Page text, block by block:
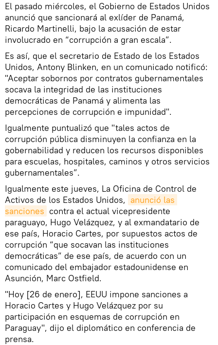
El pasado miércoles, el Gobierno de Estados Unidos
anunció que sancionará al exlíder de Panamá,
Ricardo Martinelli, bajo la acusación de estar
involucrado en “corrupción a gran escala”.
Es así, que el secretario de Estado de los Estados
Unidos, Antony Blinken, en un comunicado notificó:
"Aceptar sobornos por contratos gubernamentales
socava la integridad de las instituciones
democráticas de Panamá y alimenta las
percepciones de corrupción e impunidad".
Igualmente puntualizó que "tales actos de
corrupción pública disminuyen la confianza en la
gobernabilidad y reducen los recursos disponibles
para escuelas, hospitales, caminos y otros servicios
gubernamentales”.
Igualmente este jueves, La Oficina de Control de
Activos de los Estados Unidos, anunció las
sanciones contra el actual vicepresidente
paraguayo, Hugo Velázquez, y al exmandatario de
ese país, Horacio Cartes, por supuestos actos de
corrupción “que socavan las instituciones
democráticas” de ese país, de acuerdo con un
comunicado del embajador estadounidense en
Asunción, Marc Ostfield.
"Hoy [26 de enero], EEUU impone sanciones a
Horacio Cartes y Hugo Velázquez por su
participación en esquemas de corrupción en
Paraguay", dijo el diplomático en conferencia de
prensa.